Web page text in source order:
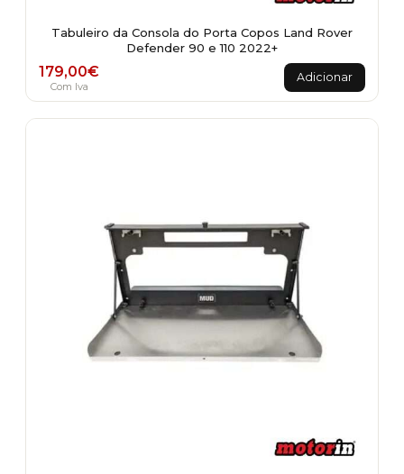
Tabuleiro da Consola do Porta Copos Land Rover
Defender 90 e 110 2022+
179,00€
Com Iva
Adicionar